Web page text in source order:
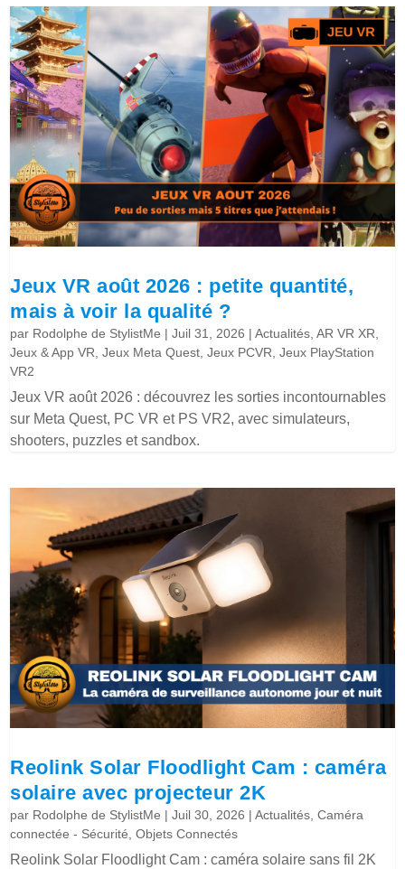
Jeux VR août 2026 : petite quantité,
mais à voir la qualité ?
par Rodolphe de StylistMe |Juil 31, 2026 |Actualités ,AR VR XR
Jeux & App VR ,Jeux Meta Quest ,Jeux PCVR ,Jeux PlayStation
VR2
Jeux VR août 2026 : découvrez les sorties incontournables
sur Meta Quest, PC VR et PS VR2, avec simulateurs,
shooters, puzzles et sandbox.
Reolink Solar Floodlight Cam : caméra
solaire avec projecteur 2K
par Rodolphe de StylistMe |Juil 30, 2026 |Actualités ,Caméra
connectée - Sécurité ,Objets Connectés
Reolink Solar Floodlight Cam : caméra solaire sans fil 2K